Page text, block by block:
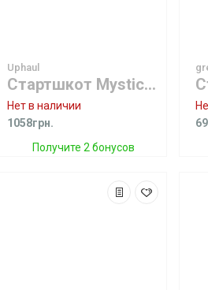
Uphaul
Стартшкот Mystic Uphaul Foam Grip Blue
Нет в наличии
1058грн.
Получите 2 бонусов